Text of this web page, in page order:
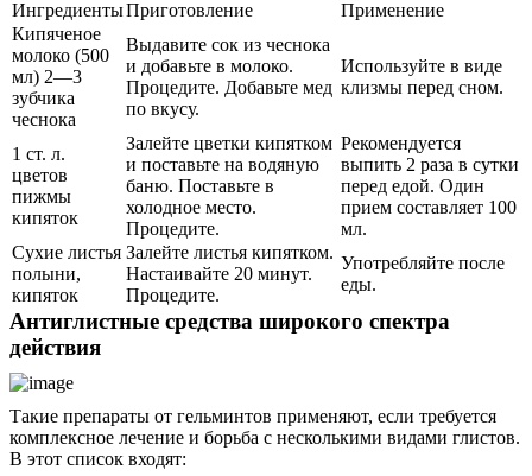
ИнгредиентыПриготовление
Применение
Кипяченое
молоко (500
мл) 2—3
зубчика
чеснока
Выдавите сок из чеснока
и добавьте в молоко.
Процедите. Добавьте мед
по вкусу.
Используйте в виде
клизмы перед сном.
1 ст. л.
цветов
пижмы
кипяток
Залейте цветки кипятком
и поставьте на водяную
баню. Поставьте в
холодное место.
Процедите.
Рекомендуется
выпить 2 раза в сутки
перед едой. Один
прием составляет 100
мл.
Сухие листья
полыни,
кипяток
Залейте листья кипятком.
Настаивайте 20 минут.
Процедите.
Употребляйте после
еды.
Антиглистные средства широкого спектра
действия
Такие препараты от гельминтов применяют, если требуется
комплексное лечение и борьба с несколькими видами глистов.
В этот список входят: